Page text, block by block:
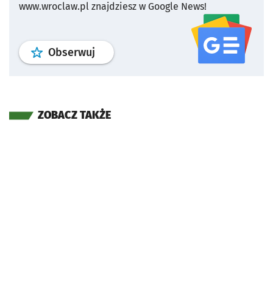
www.wroclaw.pl znajdziesz w Google News!
Obserwuj profil serwisu
ZOBACZ TAKŻE